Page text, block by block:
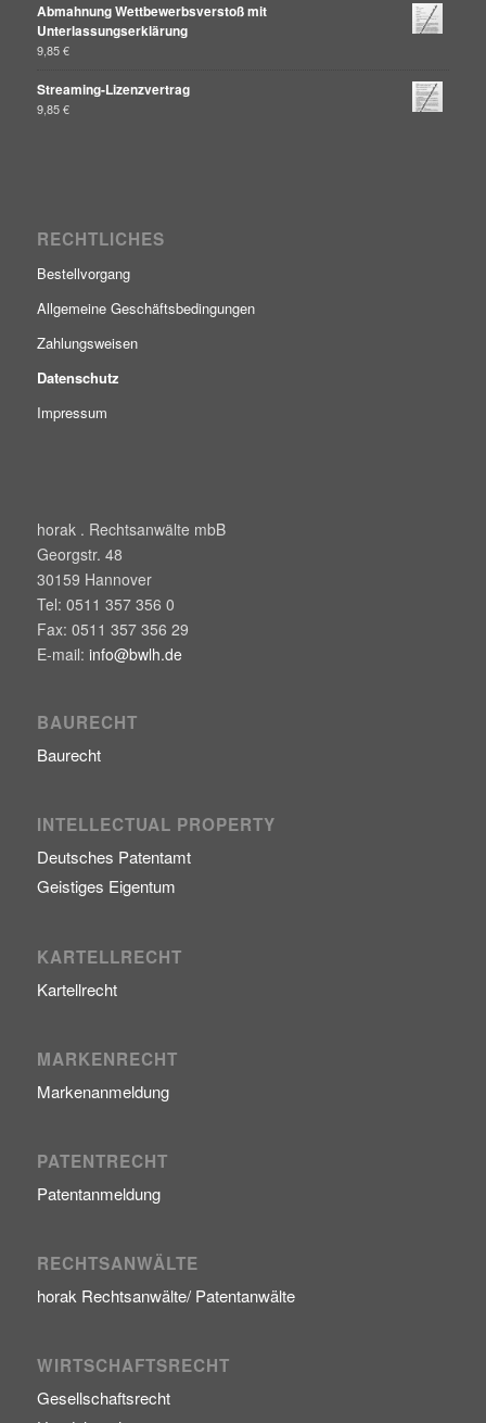
Abmahnung Wettbewerbsverstoß mit
Unterlassungserklärung
9,85€
Streaming-Lizenzvertrag
9,85€
RECHTLICHES
Bestellvorgang
Allgemeine Geschäftsbedingungen
Zahlungsweisen
Datenschutz
Impressum
horak . Rechtsanwälte mbB
Georgstr. 48
30159 Hannover
Tel: 0511 357 356 0
Fax: 0511 357 356 29
E-mail: info@bwlh.de
BAURECHT
Baurecht
INTELLECTUAL PROPERTY
Deutsches Patentamt
Geistiges Eigentum
KARTELLRECHT
Kartellrecht
MARKENRECHT
Markenanmeldung
PATENTRECHT
Patentanmeldung
RECHTSANWÄLTE
horak Rechtsanwälte/ Patentanwälte
WIRTSCHAFTSRECHT
Gesellschaftsrecht